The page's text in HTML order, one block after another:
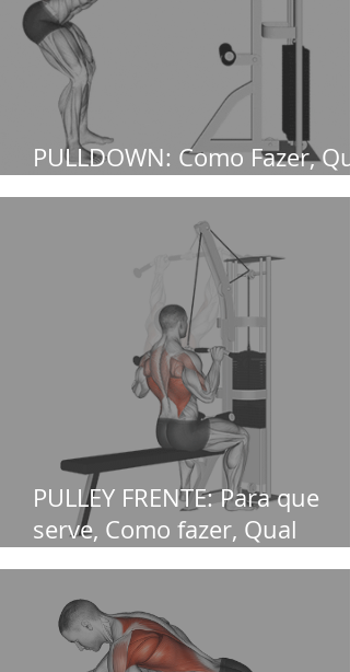
PULLDOWN: Como Fazer, Qual
o foco e o que substitui
PULLEY FRENTE: Para que
serve, Como fazer, Qual
músculo Pega